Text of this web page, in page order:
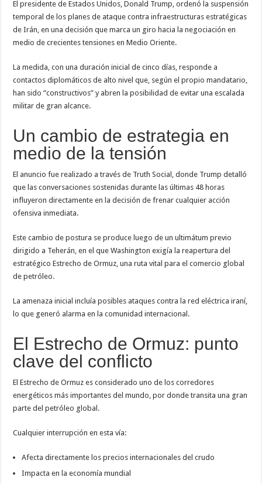
Las 5 habilidades humanas que la inteligencia artificial aún no puede
Alexander Zverev conquista Roland Garros 2026 y sacude el ranking ATP: así
El presidente de Estados Unidos,Donald Trump, ordenó la suspensión
temporal de los planes de ataque contra infraestructuras estratégicas
deIrán, en una decisión que marca un giro hacia la negociación en
medio de crecientes tensiones en Medio Oriente.
La medida, con una duración inicial de cinco días, responde a
contactos diplomáticos de alto nivel que, según el propio mandatario,
han sido “constructivos” y abren la posibilidad de evitar una escalada
militar de gran alcance.
Un cambio de estrategia en
medio de la tensión
El anuncio fue realizado a través de Truth Social , donde Trump detalló
que las conversaciones sostenidas durante las últimas 48 horas
influyeron directamente en la decisión de frenar cualquier acción
ofensiva inmediata.
Este cambio de postura se produce luego de un ultimátum previo
dirigido a Teherán, en el que Washington exigía la reapertura del
estratégicoEstrecho de Ormuz, una ruta vital para el comercio global
de petróleo.
La amenaza inicial incluía posibles ataques contra la red eléctrica iraní,
lo que generó alarma en la comunidad internacional.
El Estrecho de Ormuz: punto
clave del conflicto
ElEstrecho de Ormuz es considerado uno de los corredores
energéticos más importantes del mundo, por donde transita una gran
parte del petróleo global.
Cualquier interrupción en esta vía:
Afecta directamente los precios internacionales del crudo
Impacta en la economía mundial